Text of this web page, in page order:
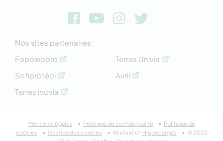
Nos sites partenaires :
Fopoleopro
Sofiprotéol
Terres inovia
Terres Univia
Avril
Mentions légales Politique de confidentialité
Politique de
cookies
Gestion des cookies Réalisation Hippocampe
© 2022